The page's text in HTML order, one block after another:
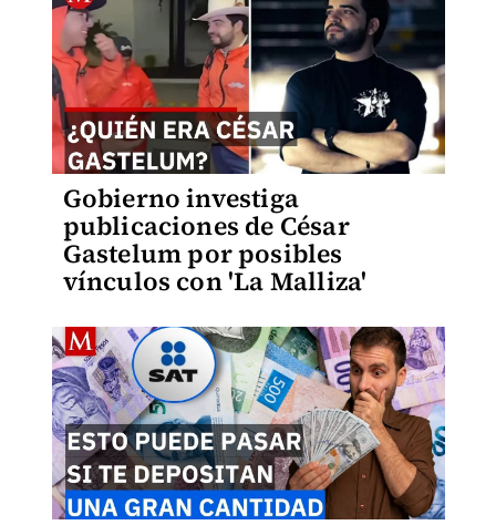
Gobierno investiga
publicaciones de César
Gastelum por posibles
vínculos con 'La Malliza'